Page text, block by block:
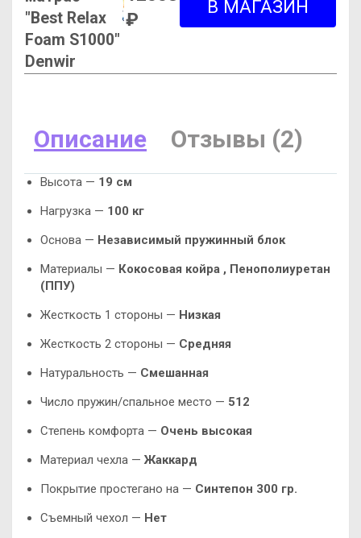
"Best Relax
Foam S1000"
Denwir
₽
Описание Отзывы (2)
Высота — 19 см
Нагрузка — 100 кг
Основа — Независимый пружинный блок
Материалы — Кокосовая койра , Пенополиуретан
(ППУ)
Жесткость 1 стороны — Низкая
Жесткость 2 стороны — Средняя
Натуральность — Смешанная
Число пружин/спальное место — 512
Степень комфорта — Очень высокая
Материал чехла — Жаккард
Покрытие простегано на — Синтепон 300 гр.
Съемный чехол — Нет